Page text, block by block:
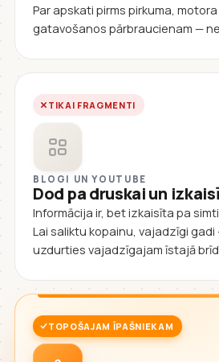
Par apskati pirms pirkuma,
gatavošanos pārbraucienam — ne
TIKAI FRAGMENTI
BLOGI UN YOUTUBE
Dod pa druskai un
Informācija ir, bet izkaisīta pa
Lai saliktu kopainu, vajadzīgi gadi
uzdurties vajadzīgajam īstajā
TOPOŠAJAM ĪPAŠNIEKAM